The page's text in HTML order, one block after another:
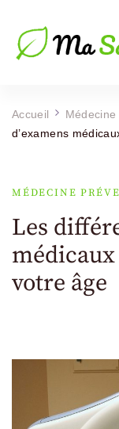
Accueil
d’examens
MÉDECINE
Les
votre âge